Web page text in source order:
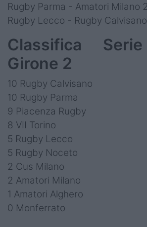
Rugby Parma - Amatori Milano
Rugby Lecco - Rugby
Classifica
Girone 2
10 Rugby Calvisano
10 Rugby Parma
9 Piacenza Rugby
8 VII Torino
5 Rugby Lecco
5 Rugby Noceto
2 Cus Milano
2 Amatori Milano
1 Amatori Alghero
0 Monferrato